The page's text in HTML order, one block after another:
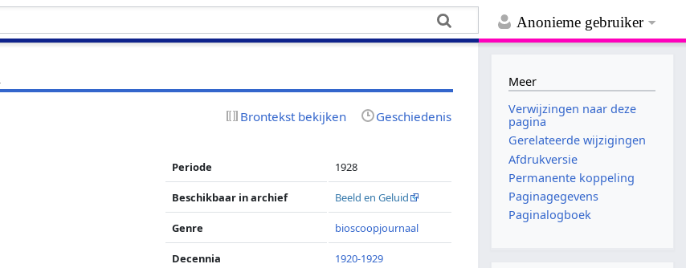
Anonieme gebruiker
Brontekst bekijken Geschiedenis
Periode 1928
Beschikbaar in archief Beeld en Geluid
Genre bioscoopjournaal
Decennia 1920-1929
Meer
Verwijzingen naar deze
pagina
Gerelateerde wijzigingen
Afdrukversie
Permanente koppeling
Paginagegevens
Paginalogboek